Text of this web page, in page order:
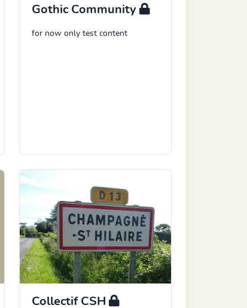
Gothic Community
for now only test content
Collectif CSH